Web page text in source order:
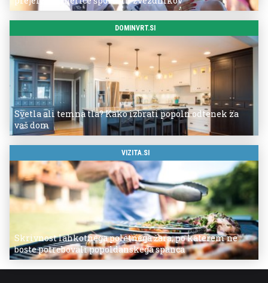
DOMINVRT.SI
Svetla ali temna tla? Kako izbrati popoln odtenek za
vaš dom
VIZITA.SI
Skrivnost lahkotnega poletnega žara, po katerem ne
boste potrebovali popoldanskega spanca